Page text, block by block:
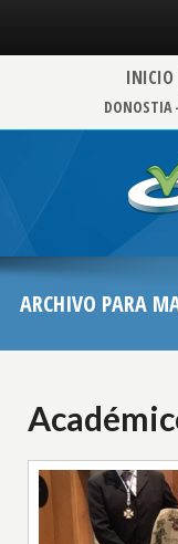
INICIO
DONOSTIA
ARCHIVO PARA